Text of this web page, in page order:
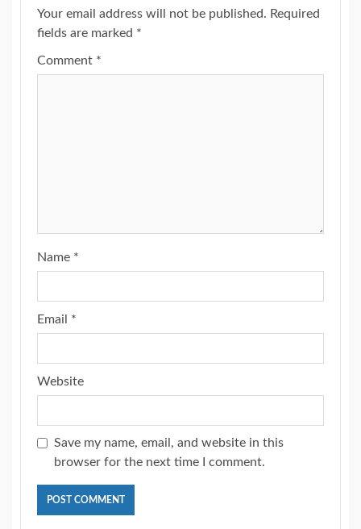
Your email address will not be published. Required
fields are marked *
Comment *
Name *
Email *
Website
Save my name, email, and website in this
browser for the next time I comment.